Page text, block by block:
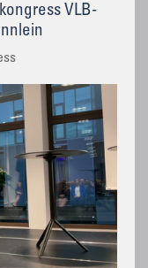
VLB-